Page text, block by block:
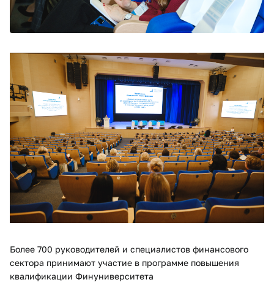
Более 700 руководителей и специалистов финансового
сектора принимают участие в программе повышения
квалификации Финуниверситета